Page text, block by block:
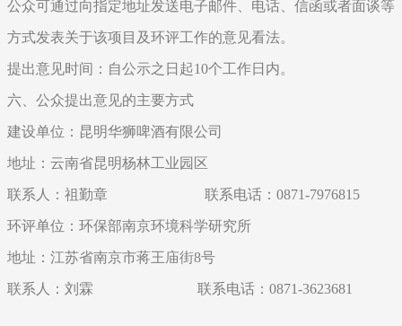
公众可通过向指定地址发送电子邮件、电话、信函或者面谈等
方式发表关于该项目及环评工作的意见看法。
提出意见时间：自公示之日起10个工作日内。
六、公众提出意见的主要方式
建设单位：昆明华狮啤酒有限公司
地址：云南省昆明杨林工业园区
联系人：祖勤章 联系电话：0871-7976815
环评单位：环保部南京环境科学研究所
地址：江苏省南京市蒋王庙街8号
联系人：刘霖 联系电话：0871-3623681